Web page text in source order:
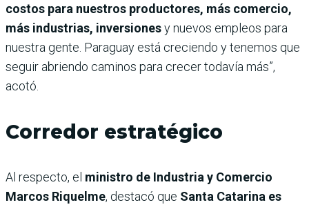
costos para nuestros productores, más comercio,
más industrias, inversionesy nuevos empleos para
nuestra gente. Paraguay está creciendo y tenemos que
seguir abriendo caminos para crecer todavía más”,
acotó.
Corredor estratégico
Al respecto, el ministro de Industria y Comercio
Marcos Riquelme, destacó que Santa Catarina es